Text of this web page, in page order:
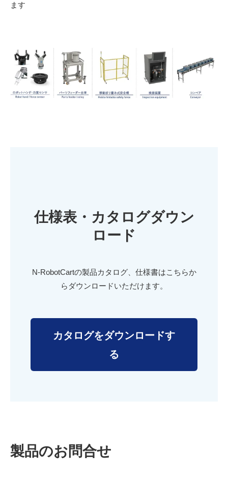
ます
仕様表・カタログダウン
ロード
N-RobotCartの製品カタログ、仕様書はこちらか
らダウンロードいただけます。
カタログをダウンロードす
る
製品のお問合せ